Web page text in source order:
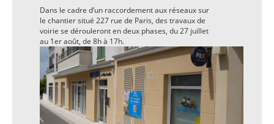
Dans le cadre d’un raccordement aux réseaux sur
le chantier situé 227 rue de Paris, des travaux de
voirie se dérouleront en deux phases, du 27 juillet
au 1er août, de 8h à 17h.